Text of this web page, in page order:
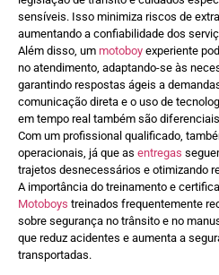
sensíveis. Isso minimiza riscos de
aumentando a confiabilidade dos
Além disso, um motoboy experiente
no atendimento, adaptando-se às
garantindo respostas ágeis a
comunicação direta e o uso de
em tempo real também são
Com um profissional qualificado,
operacionais, já que as entregas
trajetos desnecessários e otimizando
A importância do treinamento e
Motoboys treinados frequentemente
sobre segurança no trânsito e no
que reduz acidentes e aumenta a
transportadas.